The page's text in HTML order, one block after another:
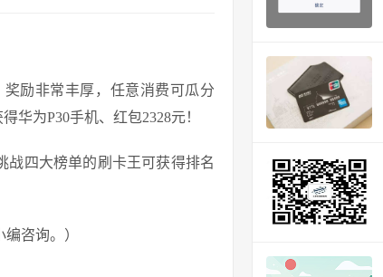
励非常丰厚，任意消费可瓜分
华为P30手机、红包2328元！
战四大榜单的刷卡王可获得排名
咨询。）